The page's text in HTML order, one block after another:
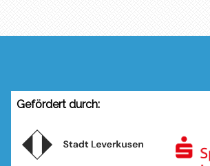
Gefördert durch: